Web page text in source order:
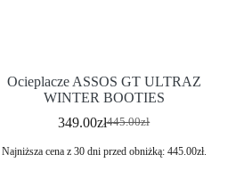
Ocieplacze ASSOS GT ULTRAZ
WINTER BOOTIES
445.00zł
349.00zł
Najniższa cena z 30 dni przed obniżką: 445.00zł.